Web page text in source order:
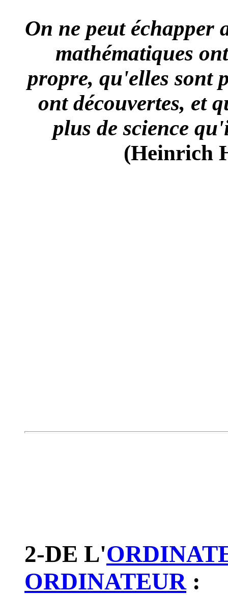
On ne peut échapper
mathématiques
propre, qu'elles sont
ont découvertes, et
plus de science
(Heinrich
2-DE L'
ORDINATEUR: